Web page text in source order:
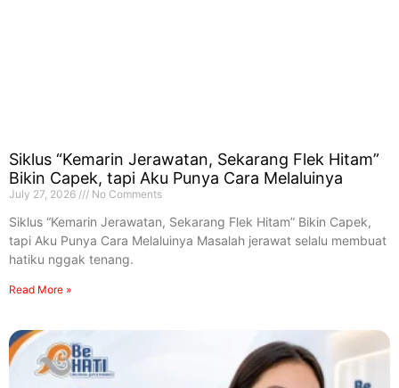
Siklus “Kemarin Jerawatan, Sekarang Flek Hitam”
Bikin Capek, tapi Aku Punya Cara Melaluinya
July 27, 2026 No Comments
Siklus “Kemarin Jerawatan, Sekarang Flek Hitam” Bikin Capek,
tapi Aku Punya Cara Melaluinya Masalah jerawat selalu membuat
hatiku nggak tenang.
Read More »